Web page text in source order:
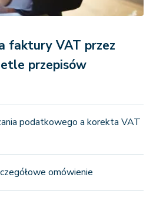
faktury VAT przez
przepisów
podatkowego a korekta VAT
omówienie